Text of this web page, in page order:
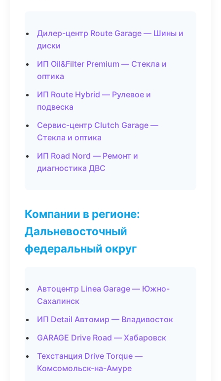
Дилер-центр Route Garage — Шины и
диски
ИП Oil&Filter Premium — Стекла и
оптика
ИП Route Hybrid — Рулевое и
подвеска
Сервис-центр Clutch Garage —
Стекла и оптика
ИП Road Nord — Ремонт и
диагностика ДВС
Компании в регионе:
Дальневосточный
федеральный округ
Автоцентр Linea Garage — Южно-
Сахалинск
ИП Detail Автомир — Владивосток
GARAGE Drive Road — Хабаровск
Техстанция Drive Torque —
Комсомольск-на-Амуре